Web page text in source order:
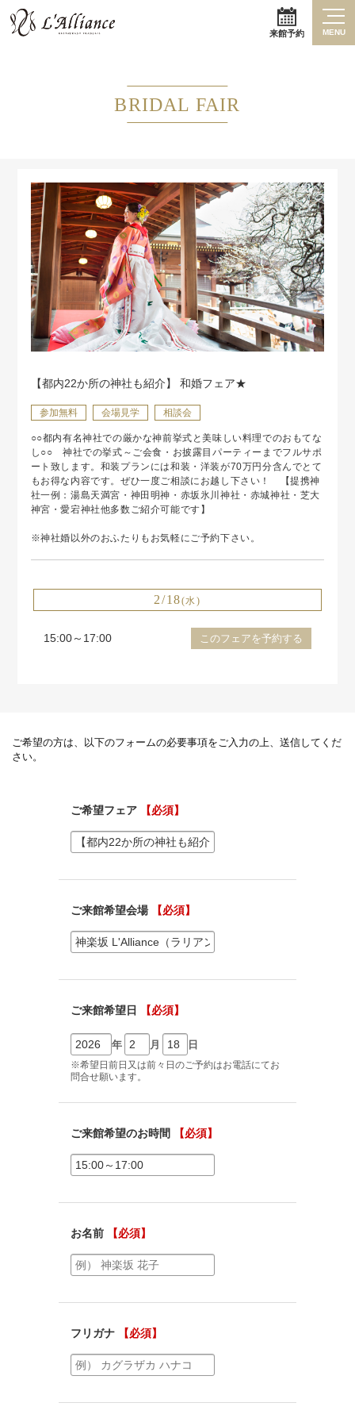
来館予約 MENU
BRIDAL FAIR
【都内22か所の神社も紹介】 和婚フェア★
参加無料 会場見学 相談会
○○都内有名神社での厳かな神前挙式と美味しい料理でのおもてな
し○○ 神社での挙式～ご会食・お披露目パーティーまでフルサポ
ート致します。和装プランには和装・洋装が70万円分含んでとて
もお得な内容です。ぜひ一度ご相談にお越し下さい！ 【提携神
社一例：湯島天満宮・神田明神・赤坂氷川神社・赤城神社・芝大
神宮・愛宕神社他多数ご紹介可能です】
※神社婚以外のおふたりもお気軽にご予約下さい。
2/18(水)
15:00～17:00 このフェアを予約する